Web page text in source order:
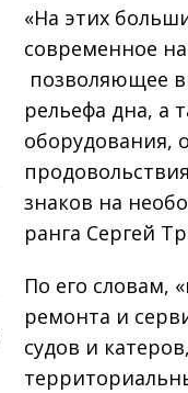
«На этих
современное
позволяющее
рельефа дна, а
оборудования,
знаков на
ранга Сергей
По его словам,
ремонта и
судов и